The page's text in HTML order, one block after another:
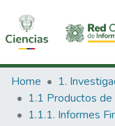
Communities &
All of DSpace
Home